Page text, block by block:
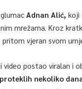
Adnan Alić, koji
mrežama. Kroz
vjeran svom
postao viralan i
nekoliko